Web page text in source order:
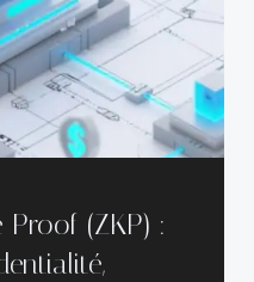
(ZKP) :